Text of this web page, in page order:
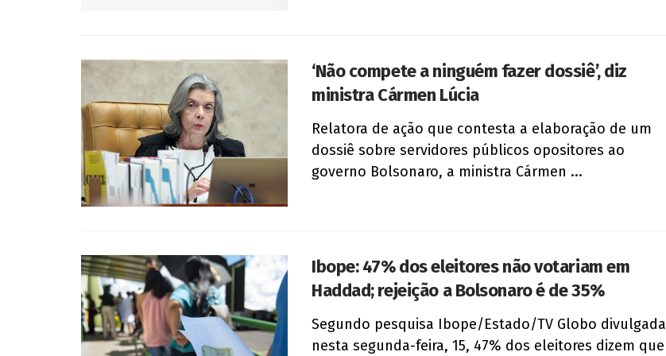
‘Não compete a ninguém fazer dossiê’, diz
ministra Cármen Lúcia
Relatora de ação que contesta a elaboração de um
dossiê sobre servidores públicos opositores ao
governo Bolsonaro, a ministra Cármen ...
Ibope: 47% dos eleitores não votariam em
Haddad; rejeição a Bolsonaro é de 35%
Segundo pesquisa Ibope/Estado/TV Globo divulgada
nesta segunda-feira, 15, 47% dos eleitores dizem que